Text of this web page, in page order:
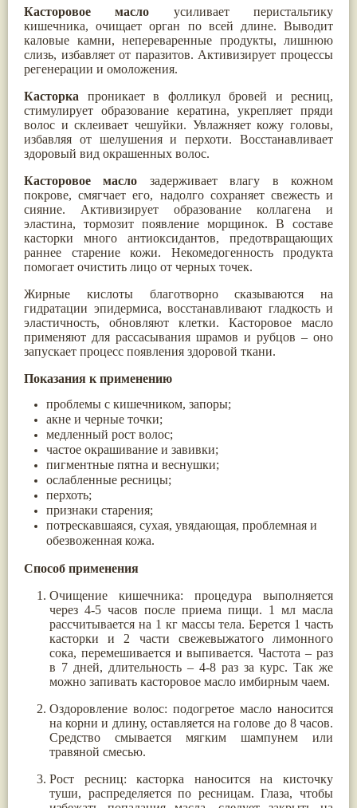
Касторовое масло усиливает перистальтику
кишечника, очищает орган по всей длине. Выводит
каловые камни, непереваренные продукты, лишнюю
слизь, избавляет от паразитов. Активизирует процессы
регенерации и омоложения.
Касторка проникает в фолликул бровей и ресниц,
стимулирует образование кератина, укрепляет пряди
волос и склеивает чешуйки. Увлажняет кожу головы,
избавляя от шелушения и перхоти. Восстанавливает
здоровый вид окрашенных волос.
Касторовое масло задерживает влагу в кожном
покрове, смягчает его, надолго сохраняет свежесть и
сияние. Активизирует образование коллагена и
эластина, тормозит появление морщинок. В составе
касторки много антиоксидантов, предотвращающих
раннее старение кожи. Некомедогенность продукта
помогает очистить лицо от черных точек.
Жирные кислоты благотворно сказываются на
гидратации эпидермиса, восстанавливают гладкость и
эластичность, обновляют клетки. Касторовое масло
применяют для рассасывания шрамов и рубцов – оно
запускает процесс появления здоровой ткани.
Показания к применению
проблемы с кишечником, запоры;
акне и черные точки;
медленный рост волос;
частое окрашивание и завивки;
пигментные пятна и веснушки;
ослабленные ресницы;
перхоть;
признаки старения;
потрескавшаяся, сухая, увядающая, проблемная и
обезвоженная кожа.
Способ применения
Очищение кишечника: процедура выполняется
через 4-5 часов после приема пищи. 1 мл масла
рассчитывается на 1 кг массы тела. Берется 1 часть
касторки и 2 части свежевыжатого лимонного
сока, перемешивается и выпивается. Частота – раз
в 7 дней, длительность – 4-8 раз за курс. Так же
можно запивать касторовое масло имбирным чаем.
Оздоровление волос: подогретое масло наносится
на корни и длину, оставляется на голове до 8 часов.
Средство смывается мягким шампунем или
травяной смесью.
Рост ресниц: касторка наносится на кисточку
туши, распределяется по ресницам. Глаза, чтобы
Паслён черный
Ипомея(12)
Коричник цейлонский (12)
Мирра(12)
Розовая соль(12)
Виноград(11)
Каменная соль (11)
Коровье молоко(11)
Мукуна жгучая
(11)
Ним(11)
Перец чаба(11)
Соссюрея/кушта(11)
Турпет (11)
Алойное дерево(10)
Асафетида
(10)
Пармелия(10)
Тмин обыкновенный(10)
Вишня гималайская(9)
Данти(9)
Мурва(9)
Птерокарпус мешковидный(9)
Юстиция сосудистая/Васака(9)
Каранджа(8)
Касторовое масло
Кутаки
Мята(8)
Пушкара(8)
more...